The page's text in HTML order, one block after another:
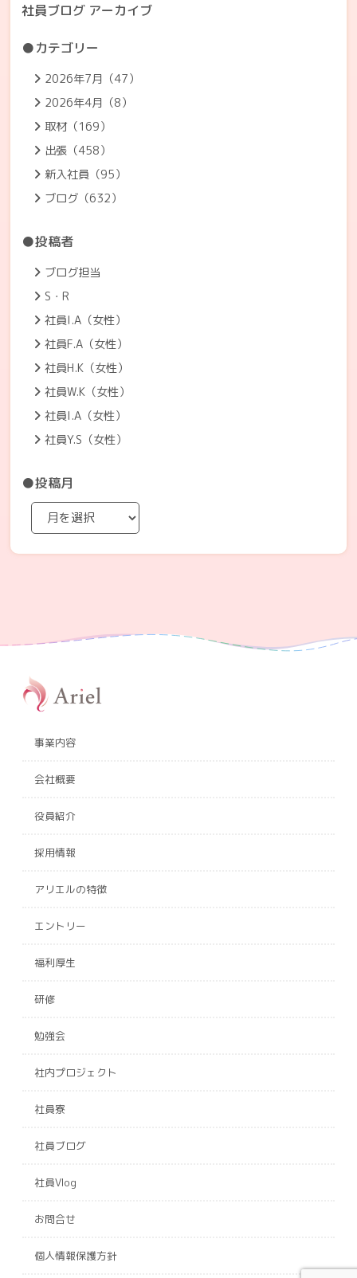
社員ブログ アーカイブ
●カテゴリー
2026年7月（47）
2026年4月（8）
取材（169）
出張（458）
新入社員（95）
ブログ（632）
●投稿者
ブログ担当
S・R
社員I.A（女性）
社員F.A（女性）
社員H.K（女性）
社員W.K（女性）
社員I.A（女性）
社員Y.S（女性）
●投稿月
事業内容
会社概要
役員紹介
採用情報
アリエルの特徴
エントリー
福利厚生
研修
勉強会
社内プロジェクト
社員寮
社員ブログ
社員Vlog
お問合せ
個人情報保護方針